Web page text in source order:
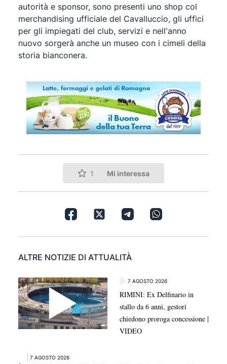
autorità e sponsor, sono presenti uno shop col
merchandising ufficiale del Cavalluccio, gli uffici
per gli impiegati del club, servizi e nell'anno
nuovo sorgerà anche un museo con i cimeli della
storia bianconera.
1 Mi interessa
ALTRE NOTIZIE DI ATTUALITÀ
7 AGOSTO 2026
RIMINI: Ex Delfinario in
stallo da 6 anni, gestori
chiedono proroga concessione |
VIDEO
7 AGOSTO 2026